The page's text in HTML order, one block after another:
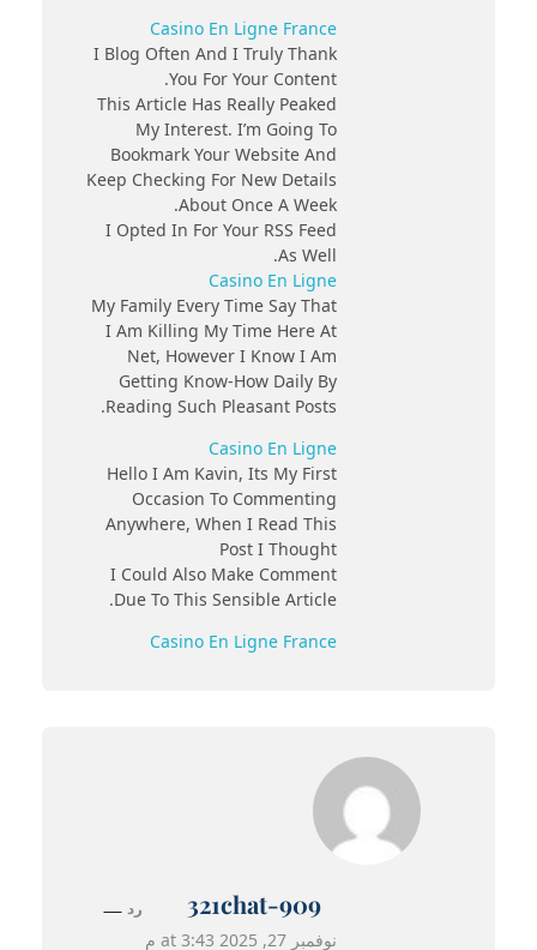
Casino En Ligne France
I Blog Often And I Truly Thank
You For Your Content.
This Article Has Really Peaked
My Interest. I’m Going To
Bookmark Your Website And
Keep Checking For New Details
About Once A Week.
I Opted In For Your RSS Feed
As Well.
Casino En Ligne
My Family Every Time Say That
I Am Killing My Time Here At
Net, However I Know I Am
Getting Know-How Daily By
Reading Such Pleasant Posts.
Casino En Ligne
Hello I Am Kavin, Its My First
Occasion To Commenting
Anywhere, When I Read This
Post I Thought
I Could Also Make Comment
Due To This Sensible Article.
Casino En Ligne France
321chat-909
نوفمبر 27, 2025 at 3:43 م
رد